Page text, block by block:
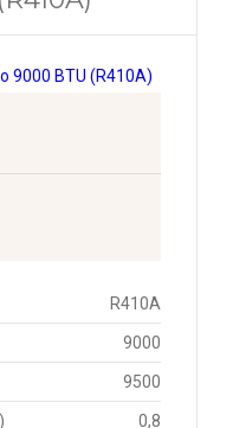
R410A
9000
9500
0,8